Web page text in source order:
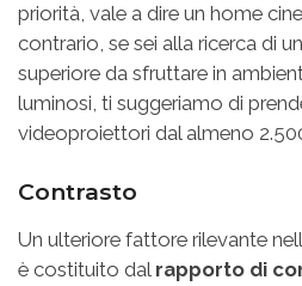
priorità, vale a dire un home
contrario, se sei alla ricerca di
superiore da sfruttare in
luminosi, ti suggeriamo di
videoproiettori dal almeno
Contrasto
Un ulteriore fattore rilevante
è costituito dal rapporto di